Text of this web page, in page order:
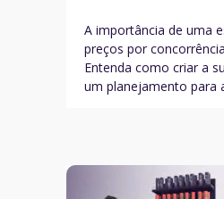
A importância de uma
preços por
Entenda como criar a
um planejamento para